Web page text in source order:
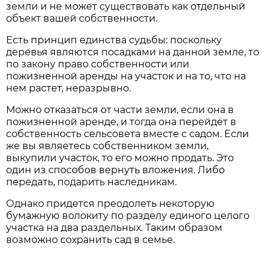
земли и не может существовать как отдельный
объект вашей собственности.
Есть принцип единства судьбы: поскольку
деревья являются посадками на данной земле, то
по закону право собственности или
пожизненной аренды на участок и на то, что на
нем растет, неразрывно.
Можно отказаться от части земли, если она в
пожизненной аренде, и тогда она перейдёт в
собственность сельсовета вместе с садом. Если
же вы являетесь собственником земли,
выкупили участок, то его можно продать. Это
один из способов вернуть вложения. Либо
передать, подарить наследникам.
Однако придется преодолеть некоторую
бумажную волокиту по разделу единого целого
участка на два раздельных. Таким образом
возможно сохранить сад в семье.